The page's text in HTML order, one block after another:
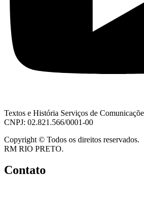
Textos e História Serviços de
CNPJ: 02.821.566/0001-00
Copyright © Todos os direitos reservados.
RM RIO PRETO.
Contato